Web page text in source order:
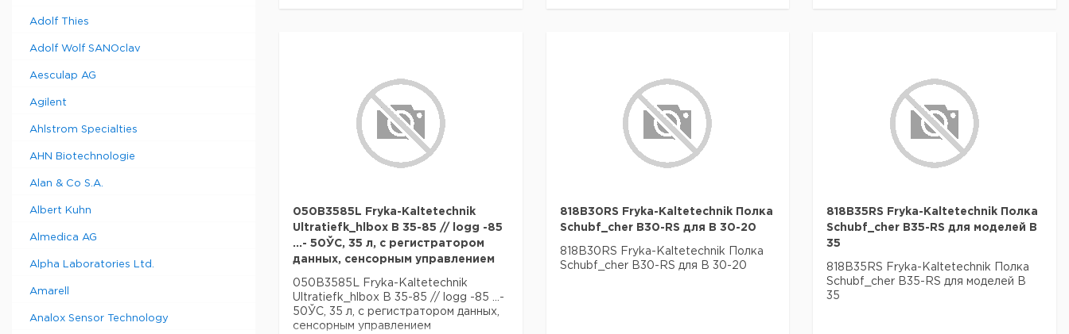
Adolf Thies
Adolf Wolf SANOclav
Aesculap AG
Agilent
Ahlstrom Specialties
AHN Biotechnologie
Alan & Co S.A.
Albert Kuhn
Almedica AG
Alpha Laboratories Ltd.
Amarell
Analox Sensor Technology
050B3585L Fryka-Kaltetechnik
Ultratiefk_hlbox B 35-85 // logg -85
...- 50ЎC, 35 л, с регистратором
данных, сенсорным управлением
050B3585L Fryka-Kaltetechnik
Ultratiefk_hlbox B 35-85 // logg -85 ...-
50ЎC, 35 л, с регистратором данных,
сенсорным управлением
818B30RS Fryka-Kaltetechnik Полка
Schubf_cher B30-RS для B 30-20
818B30RS Fryka-Kaltetechnik Полка
Schubf_cher B30-RS для B 30-20
818B35RS Fryka-Kaltetechnik Полка
Schubf_cher B35-RS для моделей B
35
818B35RS Fryka-Kaltetechnik Полка
Schubf_cher B35-RS для моделей B
35